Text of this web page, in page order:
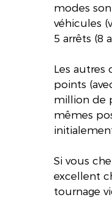
modes
véhicules
5 arrêts (8
Les autres
points
million de
mêmes
Si vous
excellent
tournage